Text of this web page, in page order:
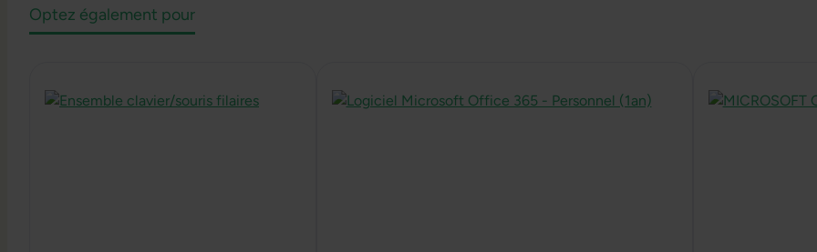
Optez également pour